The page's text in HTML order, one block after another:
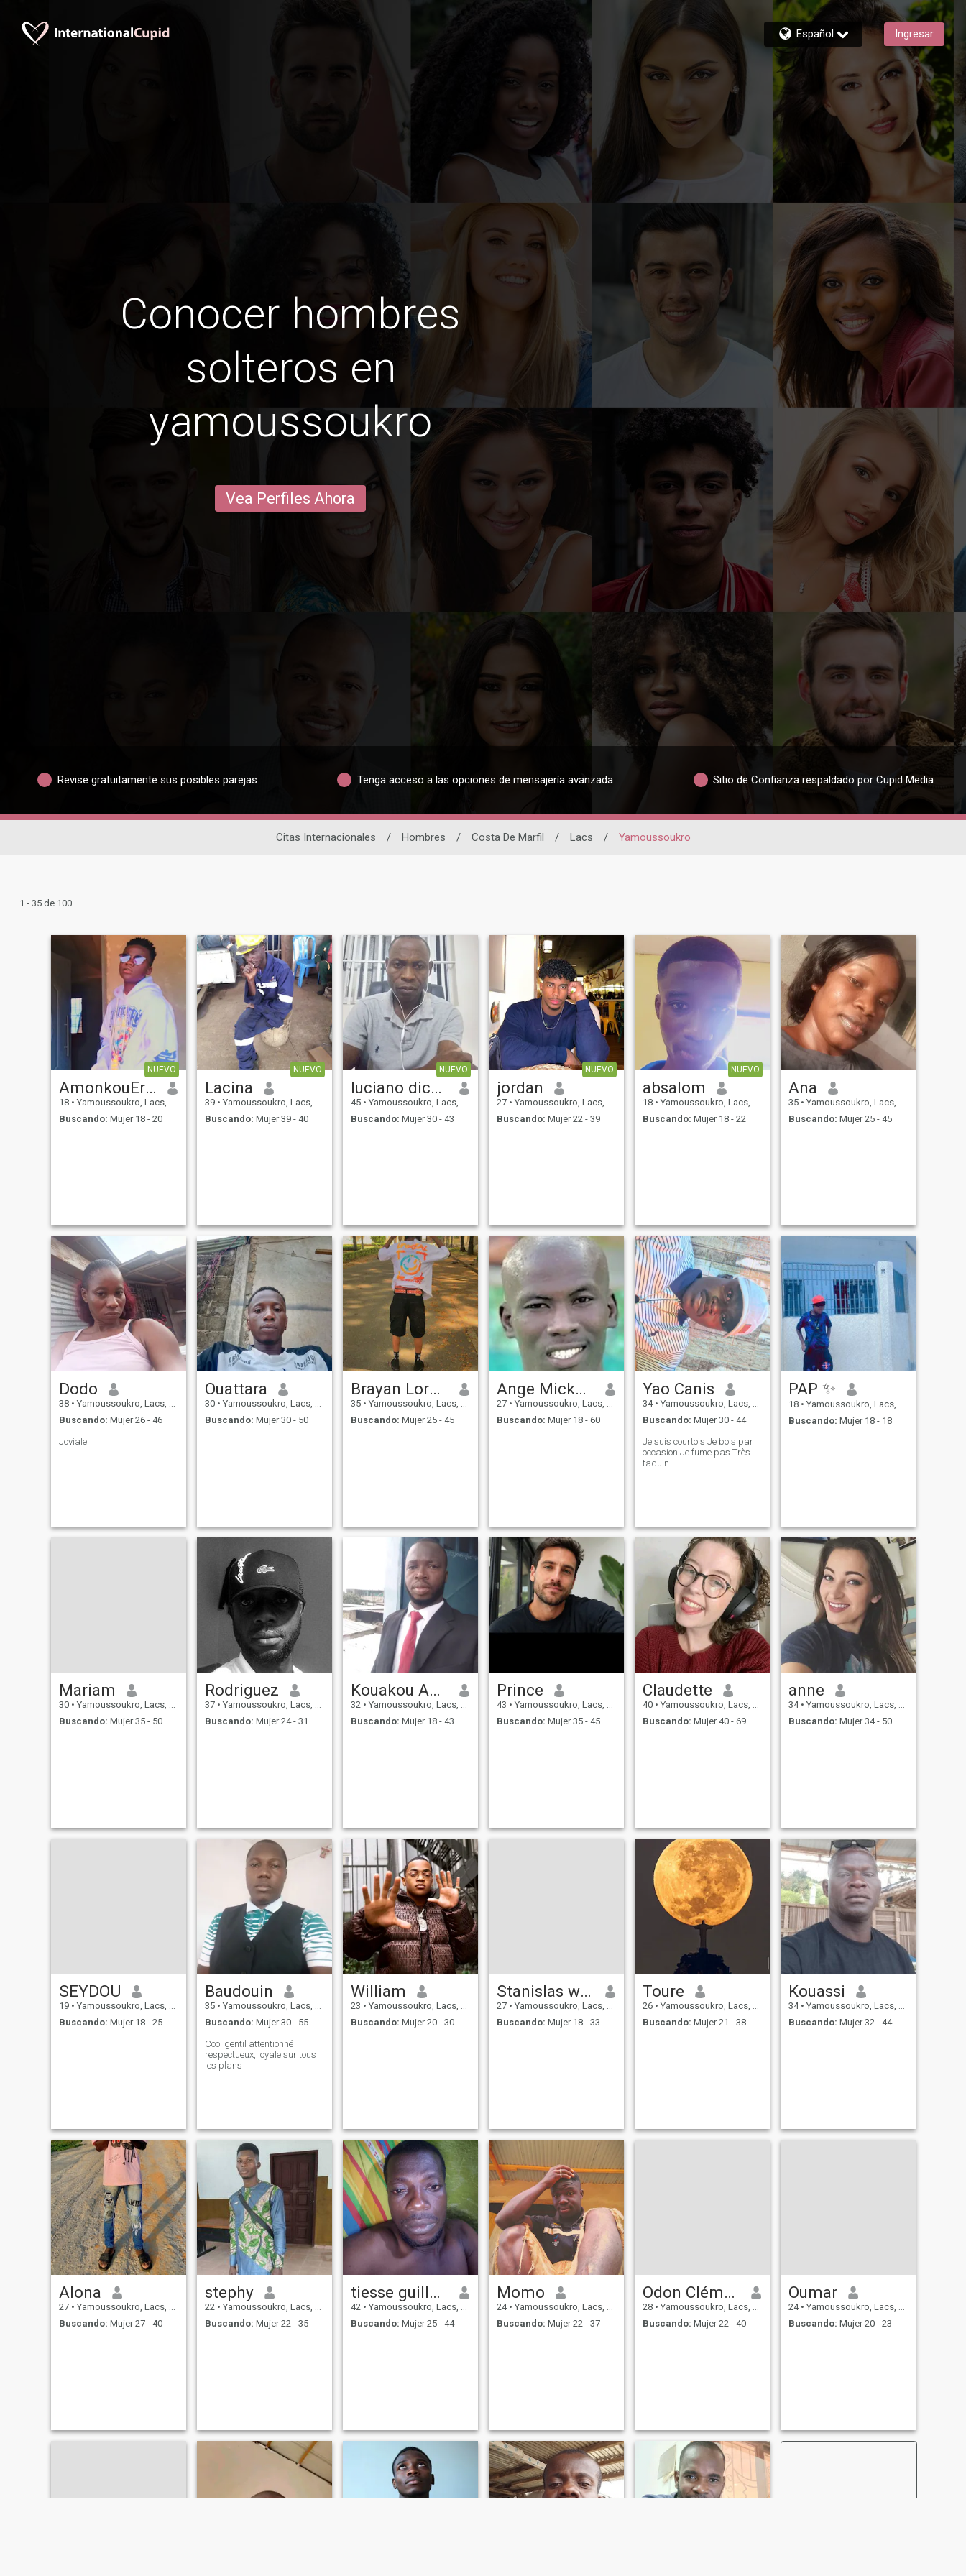
Español Ingresar
Conocer hombres
solteros en
yamoussoukro
Vea Perfiles Ahora
Revise gratuitamente sus posibles parejas Tenga acceso a las opciones de mensajería avanzada Sitio de Confianza respaldado por Cupid Media
Citas Internacionales / Hombres / Costa De Marfil / Lacs / Yamoussoukro
1 - 35 de 100
NUEVO
AmonkouErnest
18 • Yamoussoukro, Lacs, Costa de Marfil
Buscando: Mujer 18 - 20
NUEVO
Lacina
39 • Yamoussoukro, Lacs, Costa de Marfil
Buscando: Mujer 39 - 40
NUEVO
luciano dicaprio
45 • Yamoussoukro, Lacs, Costa de Marfil
Buscando: Mujer 30 - 43
NUEVO
jordan
27 • Yamoussoukro, Lacs, Costa de Marfil
Buscando: Mujer 22 - 39
NUEVO
absalom
18 • Yamoussoukro, Lacs, Costa de Marfil
Buscando: Mujer 18 - 22
Ana
35 • Yamoussoukro, Lacs, Costa de Marfil
Buscando: Mujer 25 - 45
Dodo
38 • Yamoussoukro, Lacs, Costa de Marfil
Buscando: Mujer 26 - 46
Joviale
Ouattara
30 • Yamoussoukro, Lacs, Costa de Marfil
Buscando: Mujer 30 - 50
Brayan Lorenzo
35 • Yamoussoukro, Lacs, Costa de Marfil
Buscando: Mujer 25 - 45
Ange Mickaël
27 • Yamoussoukro, Lacs, Costa de Marfil
Buscando: Mujer 18 - 60
Yao Canis
34 • Yamoussoukro, Lacs, Costa de Marfil
Buscando: Mujer 30 - 44
Je suis courtois Je bois par
occasion Je fume pas Très
taquin
PAP ✨
18 • Yamoussoukro, Lacs, Costa de Marfil
Buscando: Mujer 18 - 18
Mariam
30 • Yamoussoukro, Lacs, Costa de Marfil
Buscando: Mujer 35 - 50
Rodriguez
37 • Yamoussoukro, Lacs, Costa de Marfil
Buscando: Mujer 24 - 31
Kouakou Anderson
32 • Yamoussoukro, Lacs, Costa de Marfil
Buscando: Mujer 18 - 43
Prince
43 • Yamoussoukro, Lacs, Costa de Marfil
Buscando: Mujer 35 - 45
Claudette
40 • Yamoussoukro, Lacs, Costa de Marfil
Buscando: Mujer 40 - 69
anne
34 • Yamoussoukro, Lacs, Costa de Marfil
Buscando: Mujer 34 - 50
SEYDOU
19 • Yamoussoukro, Lacs, Costa de Marfil
Buscando: Mujer 18 - 25
Baudouin
35 • Yamoussoukro, Lacs, Costa de Marfil
Buscando: Mujer 30 - 55
Cool gentil attentionné
respectueux, loyale sur tous
les plans
William
23 • Yamoussoukro, Lacs, Costa de Marfil
Buscando: Mujer 20 - 30
Stanislas williams
27 • Yamoussoukro, Lacs, Costa de Marfil
Buscando: Mujer 18 - 33
Toure
26 • Yamoussoukro, Lacs, Costa de Marfil
Buscando: Mujer 21 - 38
Kouassi
34 • Yamoussoukro, Lacs, Costa de Marfil
Buscando: Mujer 32 - 44
Alona
27 • Yamoussoukro, Lacs, Costa de Marfil
Buscando: Mujer 27 - 40
stephy
22 • Yamoussoukro, Lacs, Costa de Marfil
Buscando: Mujer 22 - 35
tiesse guillaume
42 • Yamoussoukro, Lacs, Costa de Marfil
Buscando: Mujer 25 - 44
Momo
24 • Yamoussoukro, Lacs, Costa de Marfil
Buscando: Mujer 22 - 37
Odon Clément
28 • Yamoussoukro, Lacs, Costa de Marfil
Buscando: Mujer 22 - 40
Oumar
24 • Yamoussoukro, Lacs, Costa de Marfil
Buscando: Mujer 20 - 23